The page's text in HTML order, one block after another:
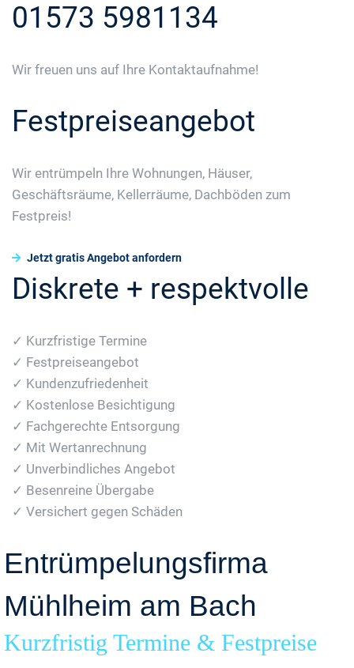
01573 5981134
Wir freuen uns auf Ihre Kontaktaufnahme!
Festpreiseangebot
Wir entrümpeln Ihre Wohnungen, Häuser,
Geschäftsräume, Kellerräume, Dachböden zum
Festpreis!
Jetzt gratis Angebot anfordern
Diskrete + respektvolle
✓ Kurzfristige Termine
✓ Festpreiseangebot
✓ Kundenzufriedenheit
✓ Kostenlose Besichtigung
✓ Fachgerechte Entsorgung
✓ Mit Wertanrechnung
✓ Unverbindliches Angebot
✓ Besenreine Übergabe
✓ Versichert gegen Schäden
Entrümpelungsfirma
Mühlheim am Bach
Kurzfristig Termine & Festpreise